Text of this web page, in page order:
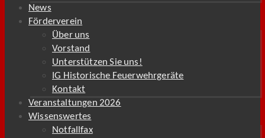
News
Förderverein
Über uns
Vorstand
Unterstützen Sie uns!
IG Historische Feuerwehrgeräte
Kontakt
Veranstaltungen 2026
Wissenswertes
Notfallfax